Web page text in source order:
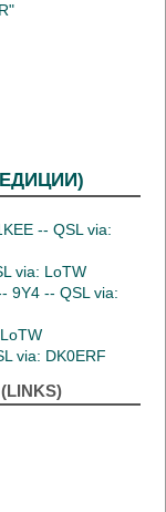
-- QSL via:
via: LoTW
9Y4 -- QSL via:
via: DK0ERF